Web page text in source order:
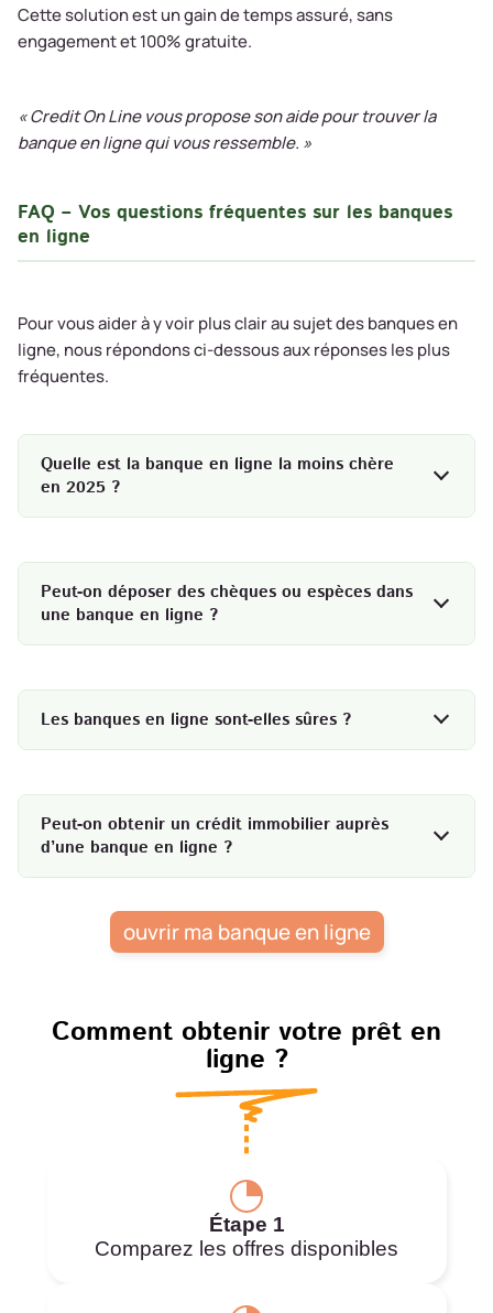
Cette solution est un gain de temps assuré, sans
engagement et 100% gratuite.
« Credit On Line vous propose son aide pour trouver la
banque en ligne qui vous ressemble. »
FAQ – Vos questions fréquentes sur les banques
en ligne
Pour vous aider à y voir plus clair au sujet des banques en
ligne, nous répondons ci-dessous aux réponses les plus
fréquentes.
Quelle est la banque en ligne la moins chère
en 2025 ?
Peut-on déposer des chèques ou espèces dans
une banque en ligne ?
Les banques en ligne sont-elles sûres ?
Peut-on obtenir un crédit immobilier auprès
d’une banque en ligne ?
ouvrir ma banque en ligne
Comment obtenir votre prêt en
ligne ?
Étape 1
Comparez les offres disponibles